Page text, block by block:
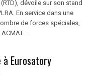
dévoile sur son stand
En service dans une
de forces spéciales,
...
à Eurosatory